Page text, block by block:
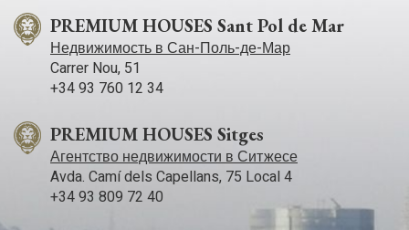
PREMIUM HOUSES Sant Pol de Mar
Недвижимость в Сан-Поль-де-Мар
Carrer Nou, 51
+34 93 760 12 34
PREMIUM HOUSES Sitges
Агентство недвижимости в Ситжесе
Avda. Camí­ dels Capellans, 75 Local 4
+34 93 809 72 40